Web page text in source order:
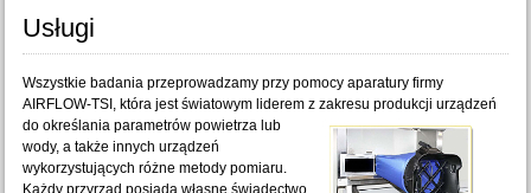
Usługi
Wszystkie badania przeprowadzamy przy pomocy aparatury firmy
AIRFLOW-TSI, która jest światowym liderem z zakresu produkcji urządzeń
dookreślania parametrów powietrza lub
wody, a także innych urządzeń
wykorzystujących różne metody pomiaru.